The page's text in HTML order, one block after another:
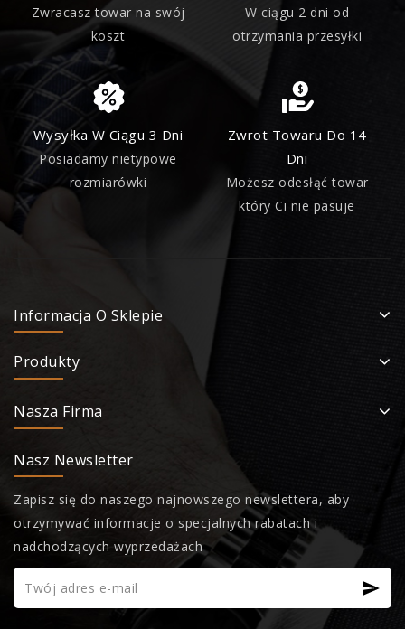
Zwracasz towar na swój
koszt
W ciągu 2 dni od
otrzymania przesyłki
Wysyłka W Ciągu 3 Dni
Posiadamy nietypowe
rozmiarówki
Zwrot Towaru Do 14
Dni
Możesz odesłąć towar
który Ci nie pasuje
Informacja O Sklepie
Produkty
Nasza Firma
Nasz Newsletter
Zapisz się do naszego najnowszego newslettera, aby
otrzymywać informacje o specjalnych rabatach i
nadchodzących wyprzedażach